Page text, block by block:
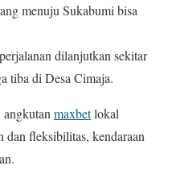
menuju Sukabumi bisa
dilanjutkan sekitar
tiba di Desa Cimaja.
angkutan maxbetlokal
dan fleksibilitas, kendaraan